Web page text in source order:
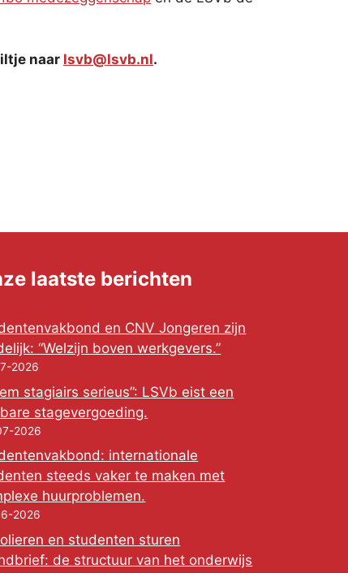
naar lsvb@lsvb.nl.
laatste berichten
en CNV Jongeren zijn
“Welzijn boven werkgevers.”
2026
stagiairs serieus”: LSVb eist een
stagevergoeding.
2026
internationale
steeds vaker te maken met
huurproblemen.
2026
en studenten sturen
de structuur van het onderwijs